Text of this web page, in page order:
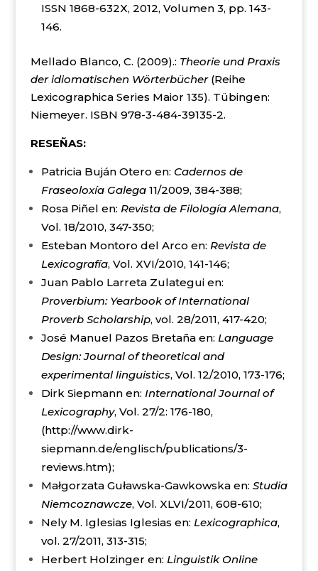
ISSN 1868-632X, 2012, Volumen 3, pp. 143-
146.
Mellado Blanco, C. (2009).: Theorie und Praxis
der idiomatischen Wörterbücher(Reihe
Lexicographica Series Maior 135). Tübingen:
Niemeyer. ISBN 978-3-484-39135-2.
RESEÑAS:
Patricia Buján Otero en: Cadernos de
Fraseoloxía Galega11/2009, 384-388;
Rosa Piñel en: Revista de Filología Alemana,
Vol. 18/2010, 347-350;
Esteban Montoro del Arco en: Revista de
Lexicografía, Vol. XVI/2010, 141-146;
Juan Pablo Larreta Zulategui en:
Proverbium: Yearbook of International
Proverb Scholarship, vol. 28/2011, 417-420;
José Manuel Pazos Bretaña en: Language
Design: Journal of theoretical and
experimental linguistics, Vol. 12/2010, 173-176;
Dirk Siepmann en: International Journal of
Lexicography, Vol. 27/2: 176-180,
(http://www.dirk-
siepmann.de/englisch/publications/3-
reviews.htm);
Małgorzata Guławska-Gawkowska en: Studia
Niemcoznawcze, Vol. XLVI/2011, 608-610;
Nely M. Iglesias Iglesias en: Lexicographica,
vol. 27/2011, 313-315;
Herbert Holzinger en: Linguistik Online